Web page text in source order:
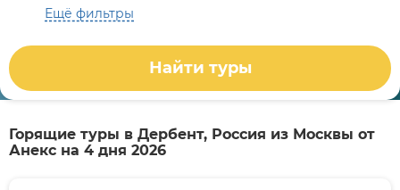
Ещё фильтры
Найти туры
Горящие туры в Дербент, Россия из Москвы от
Анекс на 4 дня 2026